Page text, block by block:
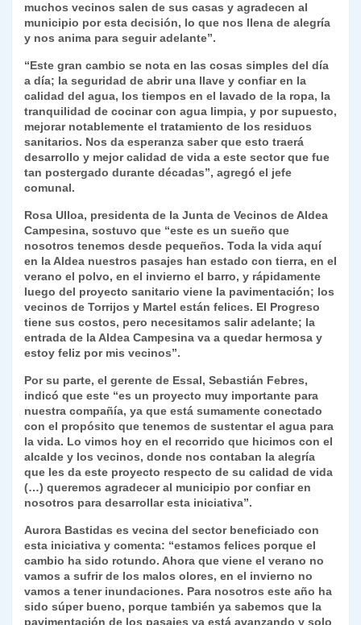
muchos vecinos salen de sus casas y agradecen al
municipio por esta decisión, lo que nos llena de alegría
y nos anima para seguir adelante”.
“Este gran cambio se nota en las cosas simples del día
a día; la seguridad de abrir una llave y confiar en la
calidad del agua, los tiempos en el lavado de la ropa, la
tranquilidad de cocinar con agua limpia, y por supuesto,
mejorar notablemente el tratamiento de los residuos
sanitarios. Nos da esperanza saber que esto traerá
desarrollo y mejor calidad de vida a este sector que fue
tan postergado durante décadas”, agregó el jefe
comunal.
Rosa Ulloa, presidenta de la Junta de Vecinos de Aldea
Campesina, sostuvo que “este es un sueño que
nosotros tenemos desde pequeños. Toda la vida aquí
en la Aldea nuestros pasajes han estado con tierra, en el
verano el polvo, en el invierno el barro, y rápidamente
luego del proyecto sanitario viene la pavimentación; los
vecinos de Torrijos y Martel están felices. El Progreso
tiene sus costos, pero necesitamos salir adelante; la
entrada de la Aldea Campesina va a quedar hermosa y
estoy feliz por mis vecinos”.
Por su parte, el gerente de Essal, Sebastián Febres,
indicó que este “es un proyecto muy importante para
nuestra compañía, ya que está sumamente conectado
con el propósito que tenemos de sustentar el agua para
la vida. Lo vimos hoy en el recorrido que hicimos con el
alcalde y los vecinos, donde nos contaban la alegría
que les da este proyecto respecto de su calidad de vida
(…) queremos agradecer al municipio por confiar en
nosotros para desarrollar esta iniciativa”.
Aurora Bastidas es vecina del sector beneficiado con
esta iniciativa y comenta: “estamos felices porque el
cambio ha sido rotundo. Ahora que viene el verano no
vamos a sufrir de los malos olores, en el invierno no
vamos a tener inundaciones. Para nosotros este año ha
sido súper bueno, porque también ya sabemos que la
pavimentación de los pasajes ya está avanzando y solo